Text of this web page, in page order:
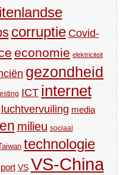
corruptie Covid-
economie elektriciteit
gezondheid
ICT internet
luchtvervuiling media
milieu sociaal
technologie
VS VS-China